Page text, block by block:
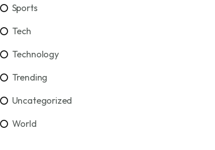
Sports
Tech
Technology
Trending
Uncategorized
World